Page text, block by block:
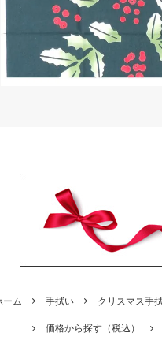
ーム 手拭い クリスマス手
価格から探す（税込）